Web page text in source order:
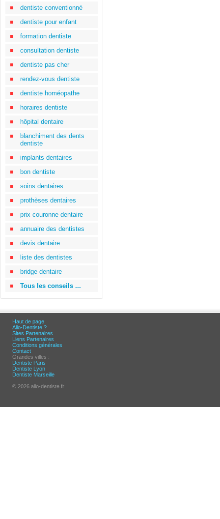
dentiste conventionné
dentiste pour enfant
formation dentiste
consultation dentiste
dentiste pas cher
rendez-vous dentiste
dentiste homéopathe
horaires dentiste
hôpital dentaire
blanchiment des dents
dentiste
implants dentaires
bon dentiste
soins dentaires
prothèses dentaires
prix couronne dentaire
annuaire des dentistes
devis dentaire
liste des dentistes
bridge dentaire
Tous les conseils ...
Haut de page
Allo-Dentiste ?
Sites Partenaires
Liens Partenaires
Conditions générales
Contact
Grandes villes :
Dentiste Paris
Dentiste Lyon
Dentiste Marseille
© 2026 allo-dentiste.fr